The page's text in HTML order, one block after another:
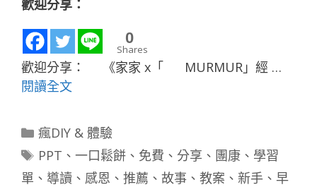
歡迎分享：
0
Shares
歡迎分享： 《家家 x「 MURMUR」經 …
閱讀全文
分
類
瘋DIY & 體驗
標
籤
PPT 、 一口鬆餅、 免費 、 分享 、 團康、 學習
單 、 導讀 、 感恩 、 推薦 、 故事 、 教案 、 新手 、 早